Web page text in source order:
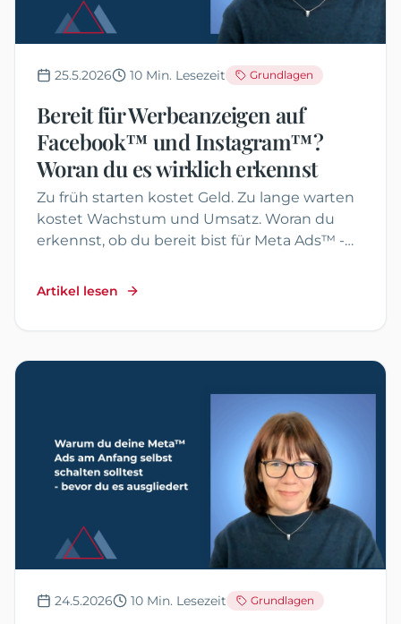
25.5.2026 10 Min. Lesezeit Grundlagen
Bereit für Werbeanzeigen auf
Facebook™ und Instagram™?
Woran du es wirklich erkennst
Zu früh starten kostet Geld. Zu lange warten
kostet Wachstum und Umsatz. Woran du
erkennst, ob du bereit bist für Meta Ads™ -
Artikel lesen
24.5.2026 10 Min. Lesezeit Grundlagen